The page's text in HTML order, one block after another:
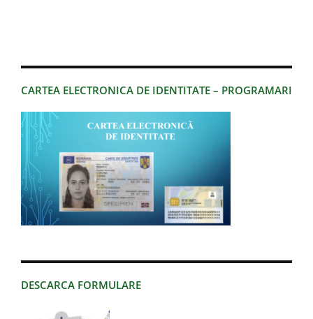
CARTEA ELECTRONICA DE IDENTITATE – PROGRAMARI
DESCARCA FORMULARE